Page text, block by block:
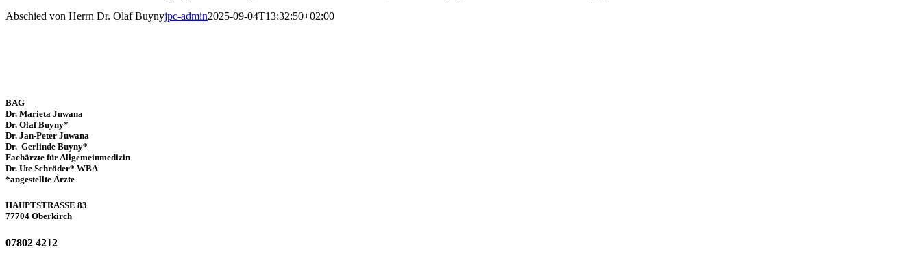
Abschied von Herrn Dr. Olaf Buynyjpc-admin2025-09-04T13:32:50+02:00
BAG
Dr. Marieta Juwana
Dr. Olaf Buyny*
Dr. Jan-Peter Juwana
Dr. Gerlinde Buyny*
Fachärzte für Allgemeinmedizin
Dr. Ute Schröder* WBA
*angestellte Ärzte
HAUPTSTRASSE 83
77704 Oberkirch
07802 4212